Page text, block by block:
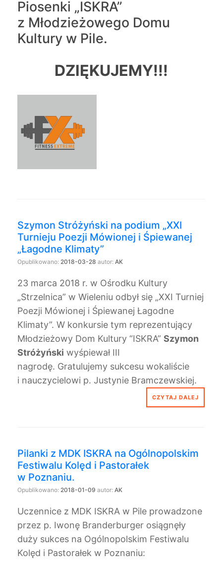
Piosenki „ISKRA”
z Młodzieżowego Domu
Kultury w Pile.
DZIĘKUJEMY!!!
Szymon Stróżyński na podium „XXI
Turnieju Poezji Mówionej i Śpiewanej
„Łagodne Klimaty”
Opublikowano: 2018-03-28 autor: AK
23 marca 2018 r. w Ośrodku Kultury
„Strzelnica” w Wieleniu odbył się „XXI Turniej
Poezji Mówionej i Śpiewanej Łagodne
Klimaty”. W konkursie tym reprezentujący
Młodzieżowy Dom Kultury “ISKRA” Szymon
Stróżyński wyśpiewał III
nagrodę. Gratulujemy sukcesu wokaliście
i nauczycielowi p. Justynie Bramczewskiej.
CZYTAJ DALEJ
Pilanki z MDK ISKRA na Ogólnopolskim
Festiwalu Kolęd i Pastorałek
w Poznaniu.
Opublikowano: 2018-01-09 autor: AK
Uczennice z MDK ISKRA w Pile prowadzone
przez p. Iwonę Branderburger osiągnęły
duży sukces na Ogólnopolskim Festiwalu
Kolęd i Pastorałek w Poznaniu: